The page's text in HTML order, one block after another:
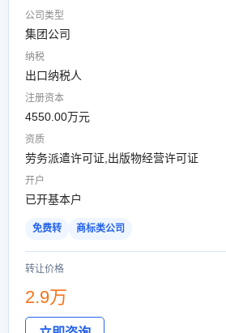
公司类型
集团公司
纳税
出口纳税人
注册资本
4550.00万元
资质
劳务派遣许可证,出版物经营许可证
开户
已开基本户
免费转 商标类公司
转让价格
2.9万